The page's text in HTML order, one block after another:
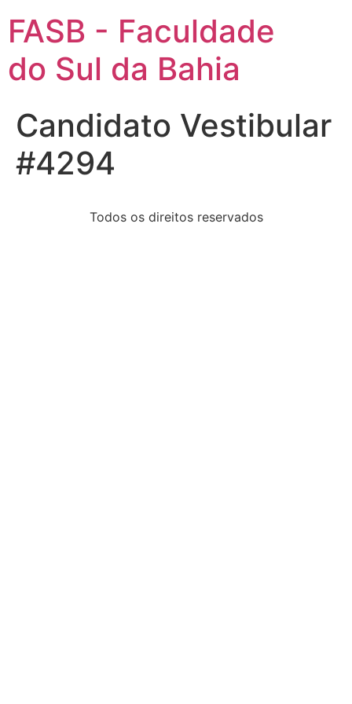
FASB - Faculdade
do Sul da Bahia
Candidato Vestibular
#4294
Todos os direitos reservados